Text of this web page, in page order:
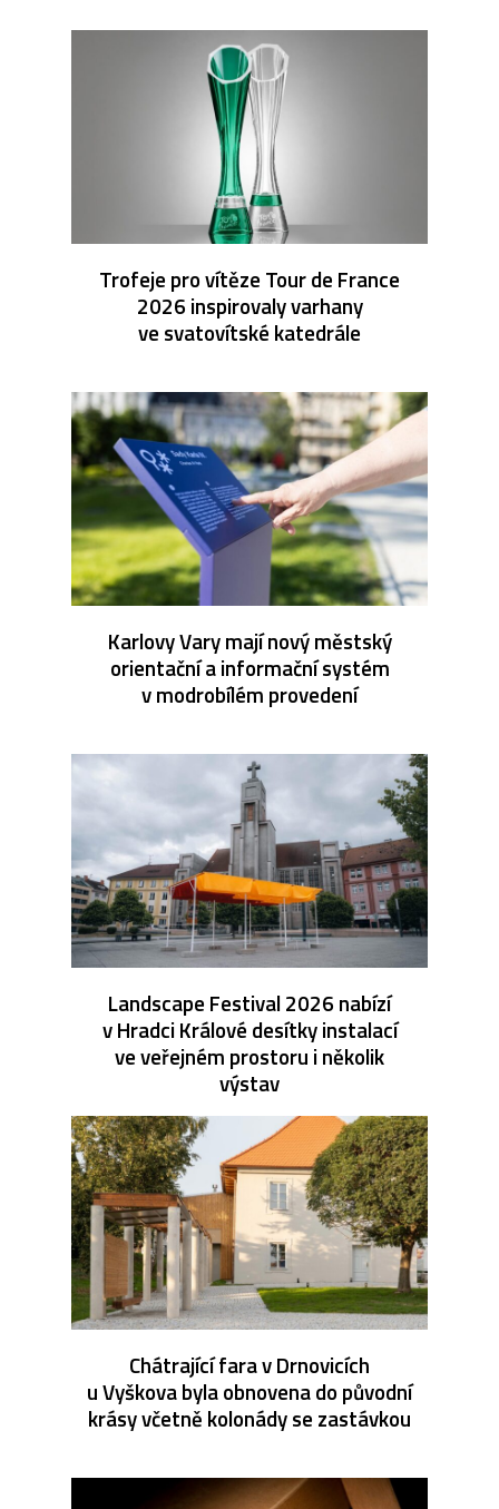
Trofeje pro vítěze Tour de France
2026 inspirovaly varhany
ve svatovítské katedrále
Karlovy Vary mají nový městský
orientační a informační systém
v modrobílém provedení
Landscape Festival 2026 nabízí
v Hradci Králové desítky instalací
ve veřejném prostoru i několik
výstav
Chátrající fara v Drnovicích
u Vyškova byla obnovena do původní
krásy včetně kolonády se zastávkou